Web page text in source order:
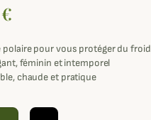
polaire pour vous protéger du froid
féminin et intemporel
chaude et pratique